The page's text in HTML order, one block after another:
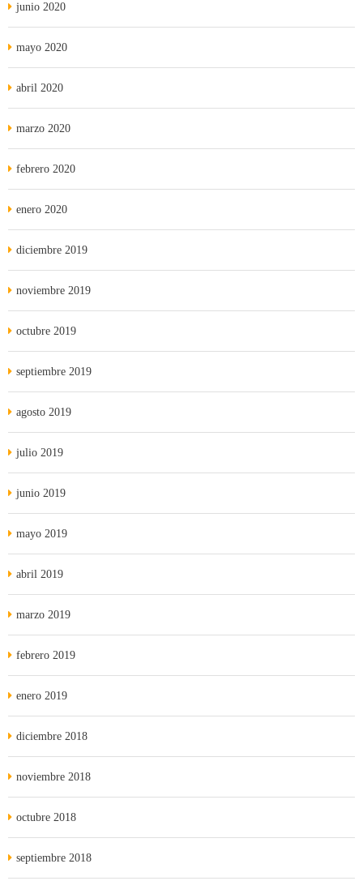
junio 2020
mayo 2020
abril 2020
marzo 2020
febrero 2020
enero 2020
diciembre 2019
noviembre 2019
octubre 2019
septiembre 2019
agosto 2019
julio 2019
junio 2019
mayo 2019
abril 2019
marzo 2019
febrero 2019
enero 2019
diciembre 2018
noviembre 2018
octubre 2018
septiembre 2018